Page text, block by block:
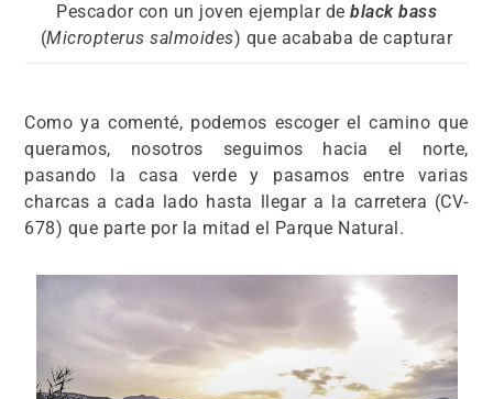
Pescador con un joven ejemplar de black bass
(Micropterus salmoides) que acababa de capturar
Como ya comenté, podemos escoger el camino que
queramos, nosotros seguimos hacia el norte,
pasando la casa verde y pasamos entre varias
charcas a cada lado hasta llegar a la carretera (CV-
678) que parte por la mitad el Parque Natural.